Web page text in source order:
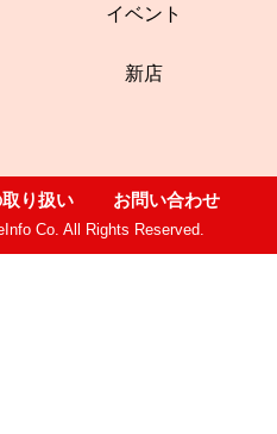
イベント
新店
り扱い お問い合わせ
Co. All Rights Reserved.